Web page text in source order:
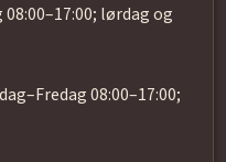
lørdag og
08:00–17:00;